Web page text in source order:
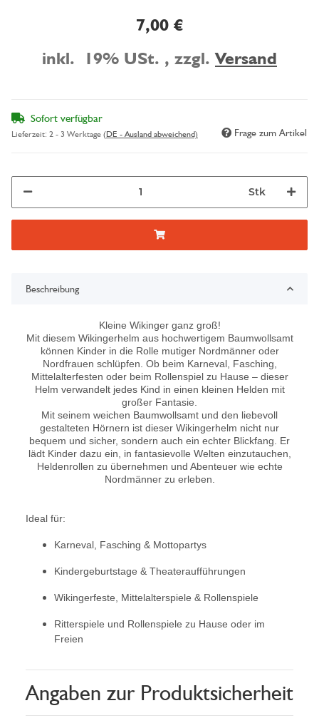
7,00 €
inkl. 19% USt. , zzgl.Versand
Sofort verfügbar
Lieferzeit: 2 - 3 Werktage (DE - Ausland abweichend) Frage zum Artikel
Stk
Beschreibung
Kleine Wikinger ganz groß!
Mit diesem Wikingerhelm aus hochwertigem Baumwollsamt
können Kinder in die Rolle mutiger Nordmänner oder
Nordfrauen schlüpfen. Ob beim Karneval, Fasching,
Mittelalterfesten oder beim Rollenspiel zu Hause – dieser
Helm verwandelt jedes Kind in einen kleinen Helden mit
großer Fantasie.
Mit seinem weichen Baumwollsamt und den liebevoll
gestalteten Hörnern ist dieser Wikingerhelm nicht nur
bequem und sicher, sondern auch ein echter Blickfang. Er
lädt Kinder dazu ein, in fantasievolle Welten einzutauchen,
Heldenrollen zu übernehmen und Abenteuer wie echte
Nordmänner zu erleben.
Ideal für:
Karneval, Fasching & Mottopartys
Kindergeburtstage & Theateraufführungen
Wikingerfeste, Mittelalterspiele & Rollenspiele
Ritterspiele und Rollenspiele zu Hause oder im
Freien
Angaben zur Produktsicherheit